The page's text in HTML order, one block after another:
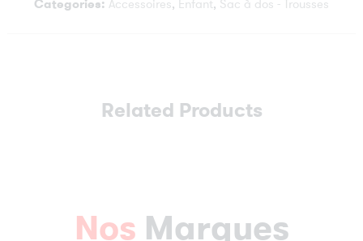
Categories: Accessoires, Enfant, Sac à dos - Trousses
Related Products
Nos Marques